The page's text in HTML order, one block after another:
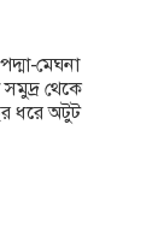
মেঘনা
সমুদ্র থেকে
ধরে অটুট